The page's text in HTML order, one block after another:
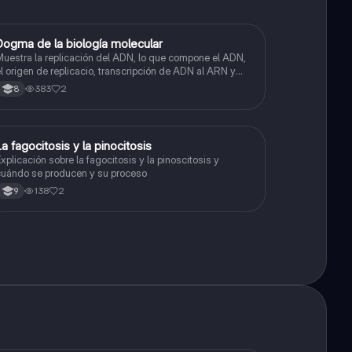
Biologiade la biología molecular
la replicación del ADN, lo que compone el ADN,
origen de replicacio, transcripción de ADN al ARN y
traducción de ARN a proteína.
8 383 2
Biologia
fagocitosis y la pinocitosis
sobre la fagocitosis y la pinoscitosis y
se producen y su proceso
9 138 2